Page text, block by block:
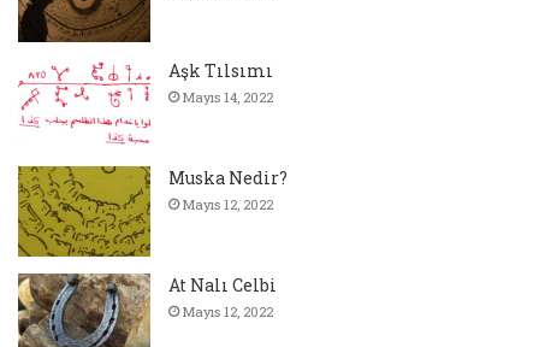
Aşk Tılsımı
Mayıs 14, 2022
Muska Nedir?
Mayıs 12, 2022
At Nalı Celbi
Mayıs 12, 2022